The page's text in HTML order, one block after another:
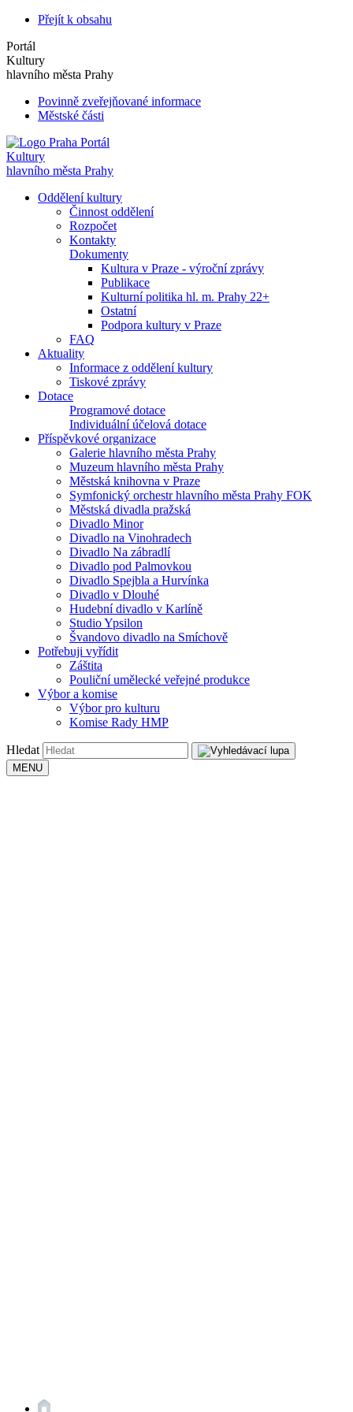
Přejít k obsahu
Portál
Kultury
hlavního města Prahy
Povinně zveřejňované informace
Městské části
Portál
Kultury
hlavního města Prahy
Oddělení kultury
Činnost oddělení
Rozpočet
Kontakty
Dokumenty
Kultura v Praze - výroční zprávy
Publikace
Kulturní politika hl. m. Prahy 22+
Ostatní
Podpora kultury v Praze
FAQ
Aktuality
Informace z oddělení kultury
Tiskové zprávy
Dotace
Programové dotace
Individuální účelová dotace
Příspěvkové organizace
Galerie hlavního města Prahy
Muzeum hlavního města Prahy
Městská knihovna v Praze
Symfonický orchestr hlavního města Prahy FOK
Městská divadla pražská
Divadlo Minor
Divadlo na Vinohradech
Divadlo Na zábradlí
Divadlo pod Palmovkou
Divadlo Spejbla a Hurvínka
Divadlo v Dlouhé
Hudební divadlo v Karlíně
Studio Ypsilon
Švandovo divadlo na Smíchově
Potřebuji vyřídit
Záštita
Pouliční umělecké veřejné produkce
Výbor a komise
Výbor pro kulturu
Komise Rady HMP
Hledat
MENU